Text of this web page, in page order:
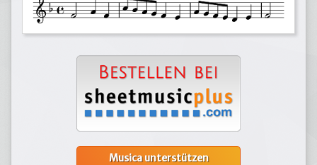
Musica unterstützen